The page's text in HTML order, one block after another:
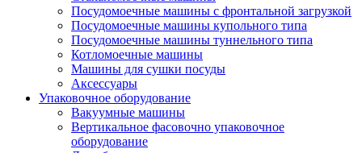
Посудомоечные машины с фронтальной загрузкой
Посудомоечные машины купольного типа
Посудомоечные машины туннельного типа
Котломоечные машины
Машины для сушки посуды
Аксессуары
Упаковочное оборудование
Вакуумные машины
Вертикальное фасовочно упаковочное
оборудование